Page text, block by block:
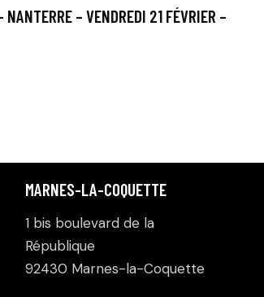
NANTERRE – VENDREDI 21 FÉVRIER –
MARNES-LA-COQUETTE
1 bis boulevard de la
République
92430 Marnes-la-Coquette